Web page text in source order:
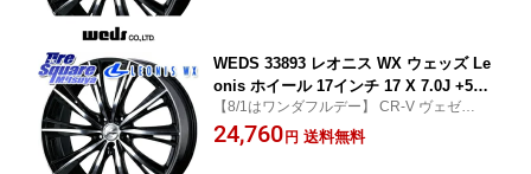
クロス
WEDS 33893 レオニス WX ウェッズ Le
onis ホイール 17インチ 17 X 7.0J +53
5穴 114.3 ホイールのみ 1本価格 C-HR 8
0系ノア/ヴォクシー ヤリスクロス E52
【8/1はワンダフルデー】 CR-V ヴェゼル V
EZEL シビック CX-3 CX3 MAZDA ロードス
ター WRX S4 インプレッサ クロストレック
24,760円 送料無料